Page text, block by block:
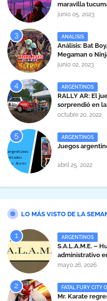
maravilla
junio 05, 2023
ANALISIS
Análisis: Bat
Megaman o
junio 02, 2023
ARGENTINOS
RALLY AR: El
sorprendió en la
octubre 20, 2022
ARGENTINOS
Juegos
abril 25, 2022
LO MÁS VISTO DE LA
ARGENTINOS
S.A.L.A.M.E. –
administrativo
mayo 26, 2026
FATAL FURY CITY
Mr. Karate